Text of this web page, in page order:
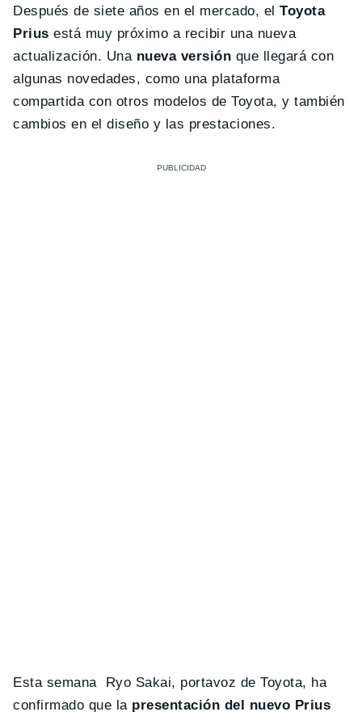
Después de siete años en el mercado, el Toyota
Prius está muy próximo a recibir una nueva
actualización. Una nueva versión que llegará con
algunas novedades, como una plataforma
compartida con otros modelos de Toyota, y también
cambios en el diseño y las prestaciones.
Esta semana Ryo Sakai, portavoz de Toyota, ha
confirmado que la presentación del nuevo Prius